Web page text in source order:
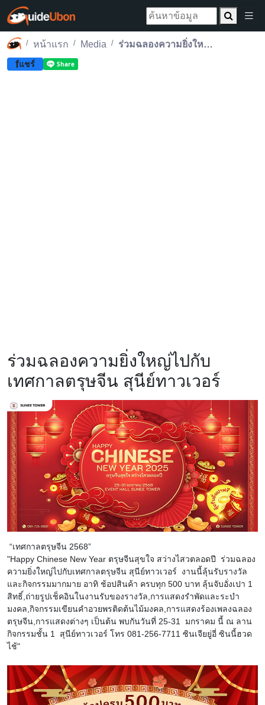
หน้าแรก Media ร่วมฉลองความยิ่งใหญ่ไปกับเทศกาลตรุษจีน สุนีย์ทาวเวอร์
fแชร์
ร่วมฉลองความยิ่งใหญ่ไปกับ
เทศกาลตรุษจีน สุนีย์ทาวเวอร์
“เทศกาลตรุษจีน 2568”
"Happy Chinese New Year ตรุษจีนสุขใจ สว่างไสวตลอดปี ร่วมฉลอง
ความยิ่งใหญ่ไปกับเทศกาลตรุษจีน สุนีย์ทาวเวอร์ งานนี้ลุ้นรับรางวัล
และกิจกรรมมากมาย อาทิ ช้อปสินค้า ครบทุก 500 บาท ลุ้นจับอั่งเปา 1
สิทธิ์,ถ่ายรูปเช็คอินในงานรับของรางวัล,การแสดงรำพัดและระบำ
มงคล,กิจกรรมเขียนคำอวยพรติดต้นไม้มงคล,การแสดงร้องเพลงฉลอง
ตรุษจีน,การแสดงต่างๆ เป็นต้น พบกันวันที่ 25-31 มกราคม นี้ ณ ลาน
กิจกรรมชั้น 1 สุนีย์ทาวเวอร์ โทร 081-256-7711 ซินเจียยู่อี่ ซินนี้ฮวด
ไช้"